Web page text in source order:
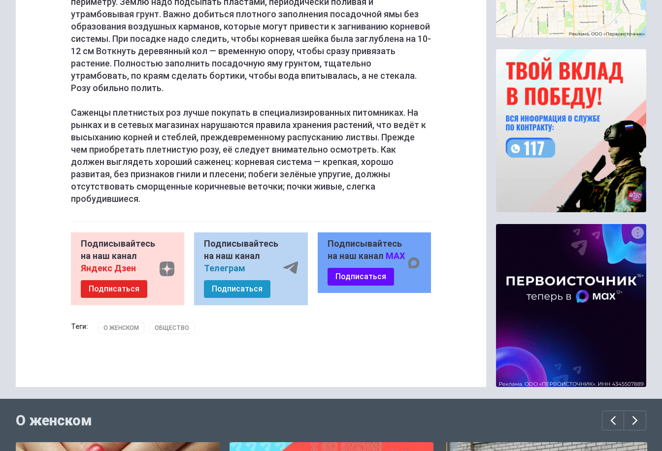
утрамбовывая грунт. Важно добиться плотного заполнения посадочной ямы без
образования воздушных карманов, которые могут привести к загниванию корневой
системы. При посадке надо следить, чтобы корневая шейка была заглублена на 10-
12 см Воткнуть деревянный кол — временную опору, чтобы сразу привязать
растение. Полностью заполнить посадочную яму грунтом, тщательно
утрамбовать, по краям сделать бортики, чтобы вода впитывалась, а не стекала.
Розу обильно полить.
Саженцы плетнистых роз лучше покупать в специализированных питомниках. На
рынках и в сетевых магазинах нарушаются правила хранения растений, что ведёт к
высыханию корней и стеблей, преждевременному распусканию листвы. Прежде
чем приобретать плетнистую розу, её следует внимательно осмотреть. Как
должен выглядеть хороший саженец: корневая система — крепкая, хорошо
развитая, без признаков гнили и плесени; побеги зелёные упругие, должны
отсутствовать сморщенные коричневые веточки; почки живые, слегка
пробудившиеся.
Подписывайтесь
на наш канал
Яндекс Дзен
Подписаться
Подписывайтесь
на наш канал
Телеграм
Подписаться
Подписывайтесь
на наш канал MAX
Подписаться
Теги: О ЖЕНСКОМ ОБЩЕСТВО
О женском